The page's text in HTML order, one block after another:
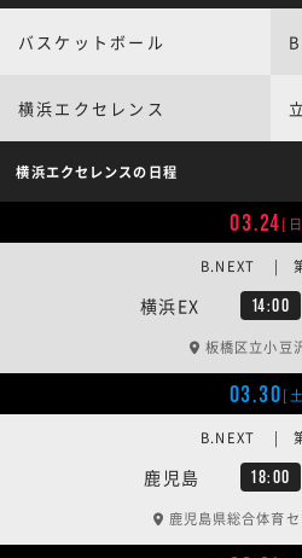
バスケットボール
横浜エクセレンス
横浜エクセレンスの日程
03.24[
横浜EX 14:00
B.NEXT |
板橋区立小豆
03.30[
鹿児島 18:00
B.NEXT |
鹿児島県総合体育